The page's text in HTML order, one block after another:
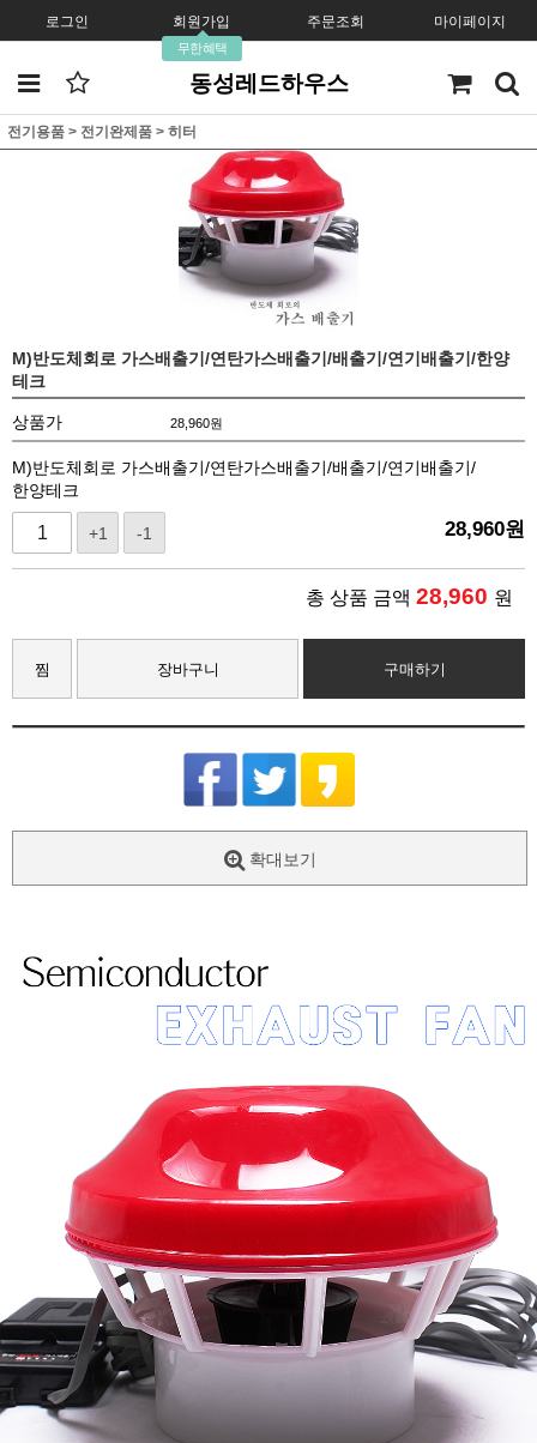
로그인 회원가입
무한혜택
주문조회 마이페이지
동성레드하우스
전기용품 > 전기완제품 > 히터
M)반도체회로 가스배출기/연탄가스배출기/배출기/연기배출기/한양
테크
상품가 28,960원
M)반도체회로 가스배출기/연탄가스배출기/배출기/연기배출기/
한양테크
+1 -1 28,960원
총 상품 금액 28,960 원
찜 장바구니 구매하기
확대보기